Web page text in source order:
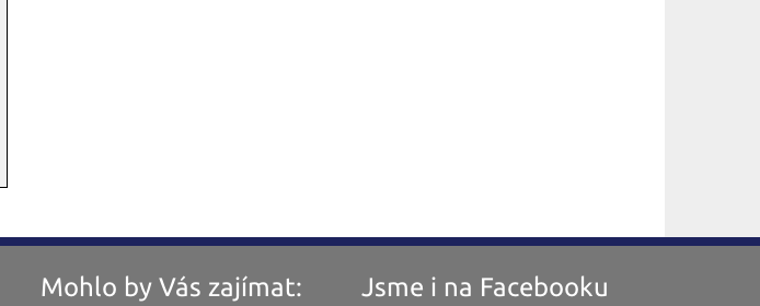
Mohlo by Vás zajímat: Jsme i na Facebooku